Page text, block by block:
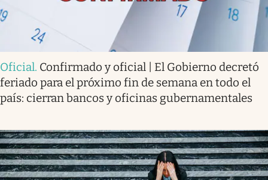
Oficial. Confirmado y oficial | El Gobierno decretó
feriado para el próximo fin de semana en todo el
país: cierran bancos y oficinas gubernamentales